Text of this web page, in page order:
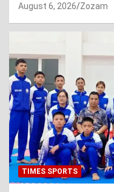
August 6, 2026 Zozam
TIMES SPORTS